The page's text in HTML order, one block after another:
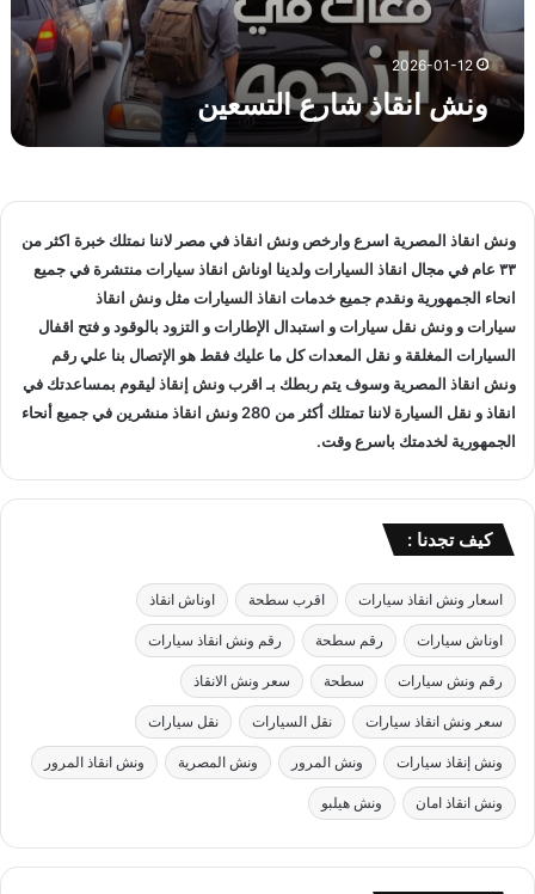
ا
ع
ا
ل
ع
ن
2026-01-12
ونش انقاذ شارع التسعين
ونش انقاذ المصرية اسرع وارخص ونش انقاذفي مصر لاننا نمتلك خبرة اكثر من
٣٣ عام في مجال
انقاذ السياراتولدينا اوناش انقاذ سياراتمنتشرة في جميع
انحاء الجمهورية ونقدم جميع خدمات انقاذ السياراتمثل ونش انقاذ
سياراتو ونش نقل سياراتو استبدال الإطارات و التزود بالوقود و فتح اقفال
السيارات المغلقة و نقل المعدات كل ما عليك فقط هو الإتصال بنا عليرقم
ونش انقاذ المصرية وسوف يتم ربطك بـ اقرب ونش إنقاذليقوم بمساعدتك في
انقاذ و نقل السيارة لاننا تمتلك أكثر من 280 ونش انقاذمنشرين في جميع أنحاء
الجمهورية لخدمتك باسرع وقت.
كيف تجدنا :
اسعار ونش انقاذ سيارات اقرب سطحة اوناش انقاذ
اوناش سيارات رقم سطحة رقم ونش انقاذ سيارات
رقم ونش سيارات سطحة سعر ونش الانقاذ
سعر ونش انقاذ سيارات نقل السيارات نقل سيارات
ونش إنقاذ سيارات ونش المرور ونش المصرية ونش انقاذ المرور
ونش انقاذ امان ونش هيلبو